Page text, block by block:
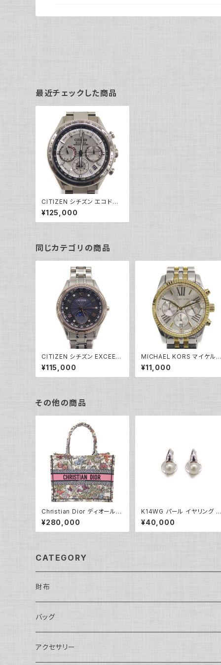
最近チェックした商品
CITIZEN シチズン エコドラ
イブ GPS衛星電波時計 ダブ
ルダイレクトフライト CC401
0-80A シルバー文字盤 Y05
¥125,000
同じカテゴリの商品
CITIZEN シチズン EXCEED
エコドライブ 電波時計 ダイレ
クトフライト 限定モデル EE10
16-66F ソーラー Y05212
¥115,000
MICHAEL KORS マイケル
ース クォーツ クロノグラフ 腕
時計 銀文字盤 MK5955 Y0
5269
¥11,000
その他の商品
Christian Dior ディオール
ブックトート バッグ ミディアム
ハンドバッグ メキシコミレフィ
オリ M1296ZEBJ Y05232
¥280,000
K14WG パール イヤリング 1
4金 クリップ式 Y05249
¥40,000
CATEGORY
財布
長財布
二つ折り
バッグ
ショルダーバッグ・ボディバッグ
アクセサリー